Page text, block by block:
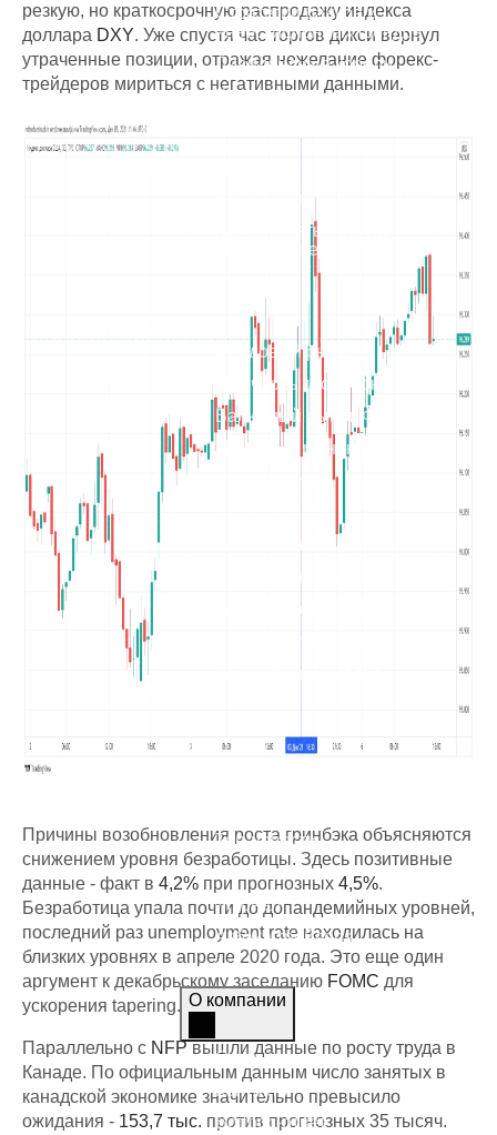
Стратегии банков и
инвестиционных фондов
Дивидендные короли
Как избежать ошибок тех кто
Куда безопасно вложить
Бесплатная консультация
Как зарабатывать на
Форекс, а не терять?
Фондовый рынок
Фьючерсы и опционы
Валютный рынок Форекс
Товарный рынок
Инвестиции
Криптовалюты
Психология торговли
Торговые стратегии
Фундаментальный анализ
Технический анализ
Топ-новости
Журнал
Азбука трейдера
Мы в СМИ
О компании
О компании
Контакты
Вопрос-ответ
резкую, но краткосрочную распродажу индекса
доллара DXY. Уже спустя час торгов дикси вернул
утраченные позиции, отражая нежелание форекс-
трейдеров мириться с негативными данными.
Причины возобновления роста гринбэка объясняются
снижением уровня безработицы. Здесь позитивные
данные - факт в 4,2% при прогнозных 4,5%.
Безработица упала почти до допандемийных уровней,
последний раз unemployment rate находилась на
близких уровнях в апреле 2020 года. Это еще один
аргумент к декабрьскому заседанию FOMC для
ускорения tapering.
Параллельно с NFPвышли данные по росту труда в
Канаде. По официальным данным число занятых в
канадской экономике значительно превысило
ожидания - 153,7 тыс. против прогнозных 35 тысяч.